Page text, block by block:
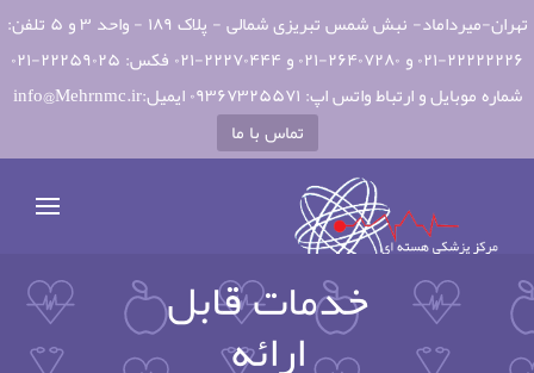
تهران-میرداماد- نبش شمس تبریزی شمالی - پلاک ۱۸۹ - واحد ۳ و ۵ تلفن:
۲۲۲۲۲۲۲۶-۰۲۱ و ۲۶۴۰۷۲۸۰-۰۲۱ و ۲۲۲۷۰۴۴۴-۰۲۱ فکس: ۲۲۲۵۹۰۲۵-۰۲۱
شماره موبایل و ارتباط واتس اپ: ۰۹۳۶۷۳۲۵۵۷۱ ایمیل:info@Mehrnmc.ir
تماس با ما
خدمات قابل
ارائه